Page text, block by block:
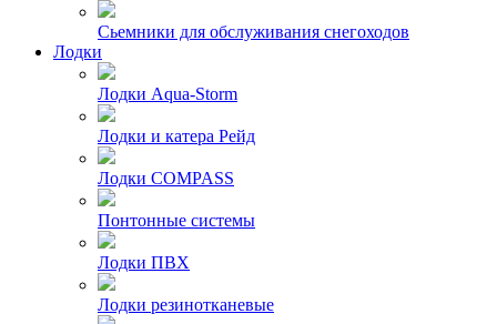
Сьемники для обслуживания снегоходов
Лодки
Лодки Aqua-Storm
Лодки и катера Рейд
Лодки COMPASS
Понтонные системы
Лодки ПВХ
Лодки резинотканевые